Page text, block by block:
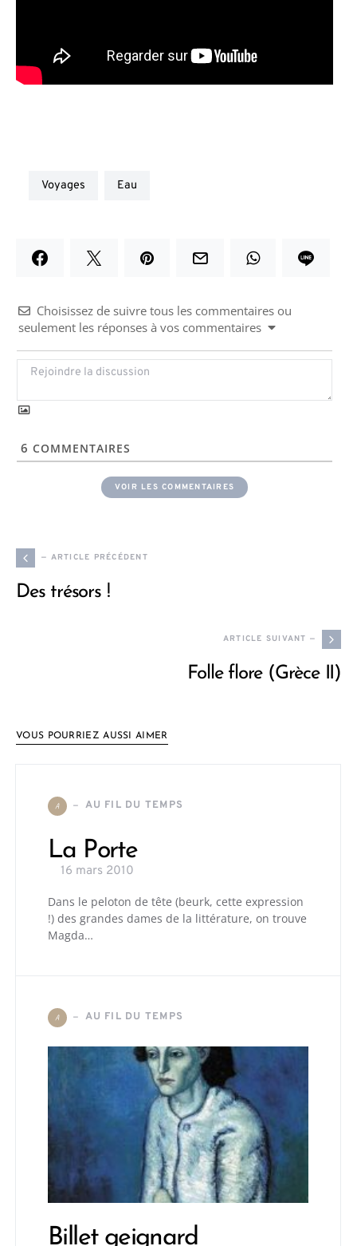
voyages eau
Choisissez de suivre tous les commentaires ou
seulement les réponses à vos commentaires
6 COMMENTAIRES
VOIR LES COMMENTAIRES
— ARTICLE PRÉCÉDENT
Des trésors !
ARTICLE SUIVANT —
Folle flore (Grèce II)
VOUS POURRIEZ AUSSI AIMER
A AU FIL DU TEMPS
La Porte
16 mars 2010
Dans le peloton de tête (beurk, cette expression
!) des grandes dames de la littérature, on trouve
Magda…
A AU FIL DU TEMPS
Billet geignard